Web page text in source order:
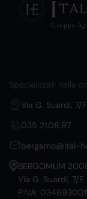
Specializzati nella
Via G. Suardi, 7/
035 21.08.97
bergamo@ital-
BERGOMUM
Via G. Suardi, 7/
P.IVA: